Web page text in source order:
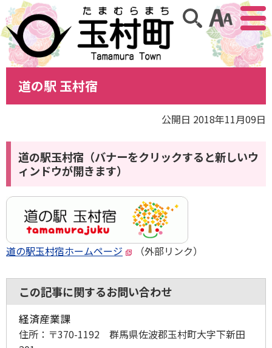
アクセ
サイト内検索
道の駅 玉村宿
公開日 2018年11月09日
道の駅玉村宿（バナーをクリックすると新しいウ
ィンドウが開きます）
道の駅玉村宿ホームページ （外部リンク）
この記事に関するお問い合わせ
経済産業課
住所： 〒370-1192 群馬県佐波郡玉村町大字下新田